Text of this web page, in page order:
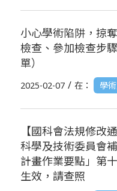
小心學術陷阱，掠
檢查、參加檢查步
單）
2025-02-07 / 在： 學
【國科會法規修改
科學及技術委員會
計畫作業要點」第
生效，請查照